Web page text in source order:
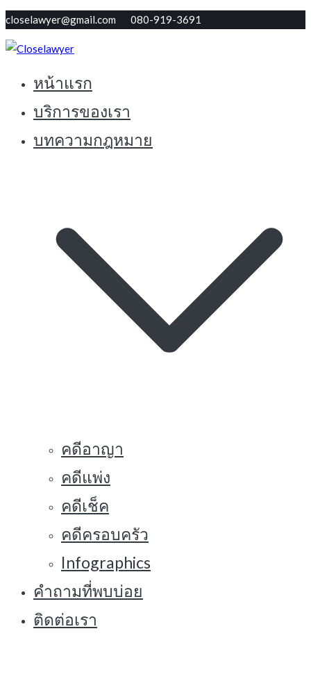
Skip
to
content
closelawyer@gmail.com 080-919-3691
Closelawyer
ทนายใกล้ตัว รับปรึกษากฏหมายฟรี
หน้าแรก
บริการของเรา
บทความกฎหมาย
คดีอาญา
คดีแพ่ง
คดีเช็ค
คดีครอบครัว
Infographics
คำถามที่พบบ่อย
ติดต่อเรา